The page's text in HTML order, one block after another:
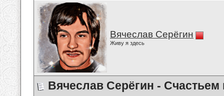
Вячеслав Серёгин
Живу я здесь
Вячеслав Серёгин - Счастьем